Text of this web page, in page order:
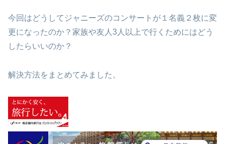
今回はどうしてジャニーズのコンサートが１名義２枚に変
更になったのか？家族や友人3人以上で行くためにはどう
したらいいのか？
解決方法をまとめてみました。